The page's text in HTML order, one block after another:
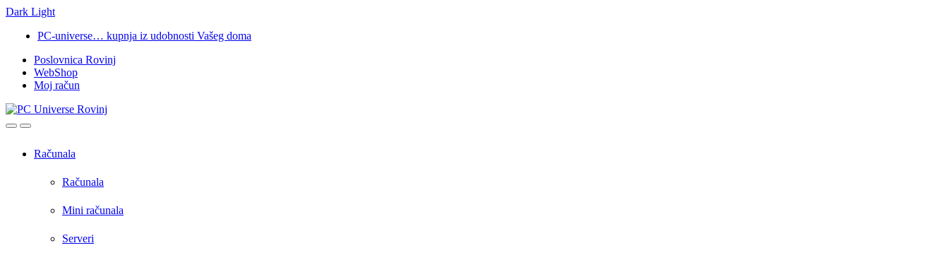
Dark Light
navigation
content
PC-universe… kupnja iz udobnosti Vašeg doma
Poslovnica Rovinj
WebShop
Moj račun
OpenClose
Računala
Računala
Mini računala
Serveri